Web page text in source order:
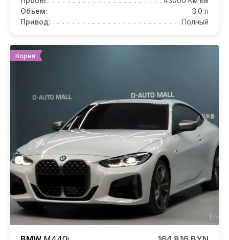
Объем:
3.0 л
Привод:
Полный
Корея